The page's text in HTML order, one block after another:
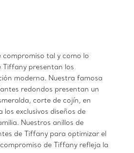
compromiso tal y como lo
Tiffany presentan los
moderna. Nuestra famosa
redondos presentan un
corte de cojín, en
exclusivos diseños de
Nuestros anillos de
de Tiffany para optimizar el
de Tiffany refleja la